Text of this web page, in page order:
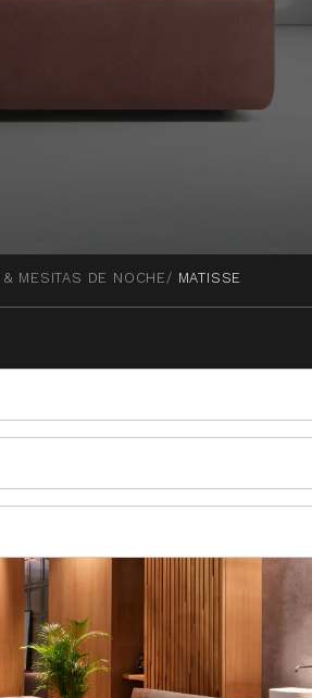
& MESITAS DE NOCHE MATISSE